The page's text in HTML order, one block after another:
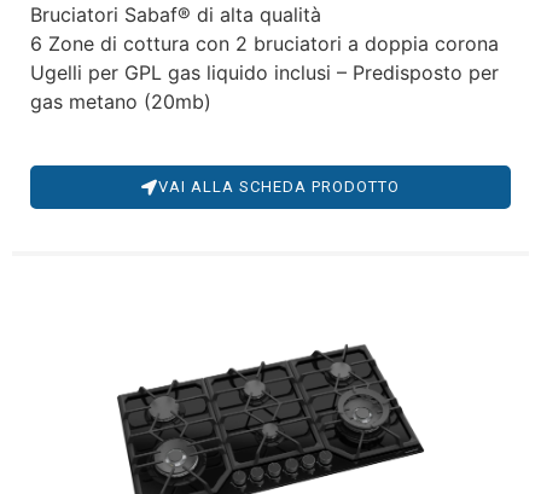
Bruciatori Sabaf® di alta qualità
6 Zone di cottura con 2 bruciatori a doppia corona
Ugelli per GPL gas liquido inclusi – Predisposto per
gas metano (20mb)
VAI ALLA SCHEDA PRODOTTO